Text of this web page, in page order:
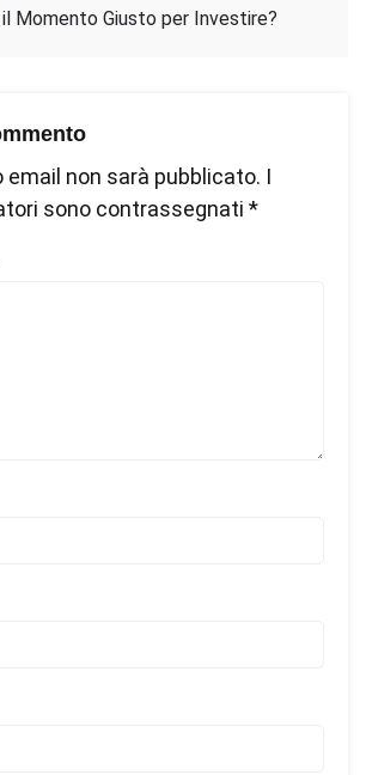
Momento Giusto per Investire?
email non sarà pubblicato. I
sono contrassegnati *